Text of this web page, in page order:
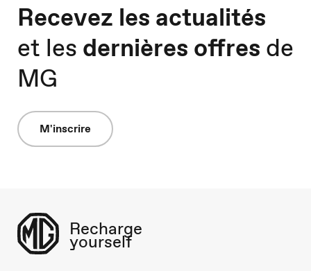
Recevez les actualités
et les dernières offres de
MG
M'inscrire
Recharge
yourself